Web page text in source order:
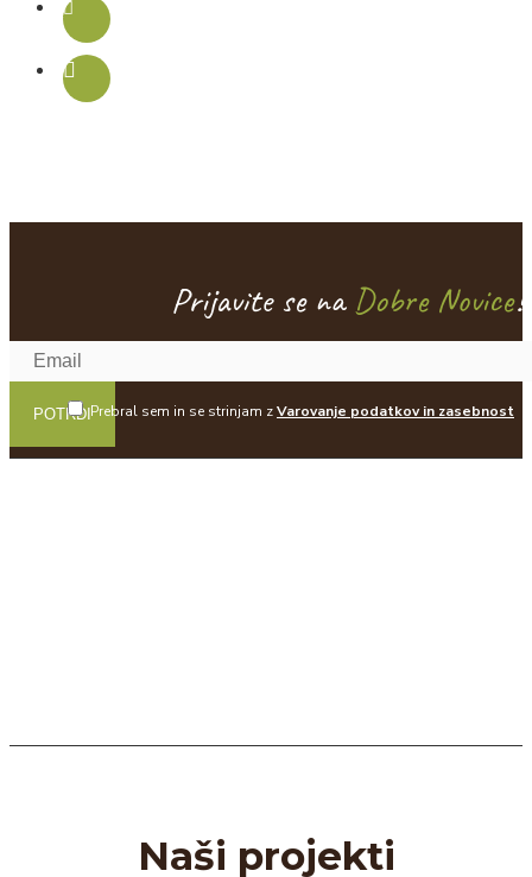
Prijavite se naDobre Novice!
POTRDIPrebral sem in se strinjam zVarovanje podatkov in zasebnost
Naši projekti